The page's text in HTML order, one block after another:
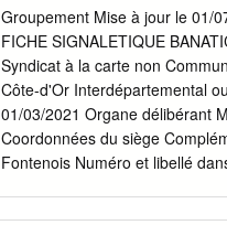
DÉCHETS MÉNAGERS
Geosmes) • Champigny-lès-
la liste des communes page 4.
• Orbigny-au-Val consultez le
d’infos ? COMMUNAUTÉ DE
142 - 52206 Langres Cedex
: Email :
Groupement Mise à jour le 01/
FICHE SIGNALETIQUE
Syndicat à la carte non
Côte-d'Or Interdépartemental
01/03/2021 Organe délibérant
Coordonnées du siège
Fontenois Numéro et libellé